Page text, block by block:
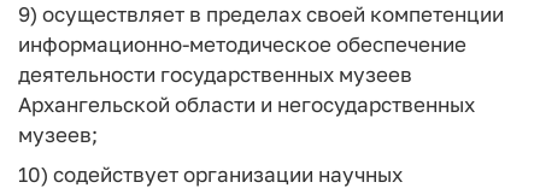
9) осуществляет в пределах своей компетенции
информационно-методическое обеспечение
деятельности государственных музеев
Архангельской области и негосударственных
музеев;
10) содействует организации научных